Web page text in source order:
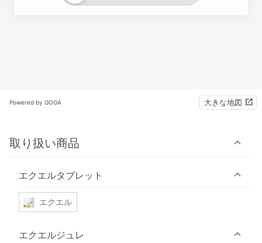
Powered by GOGA 大きな地図
取り扱い商品
エクエルタブレット
エクエル
エクエルジュレ